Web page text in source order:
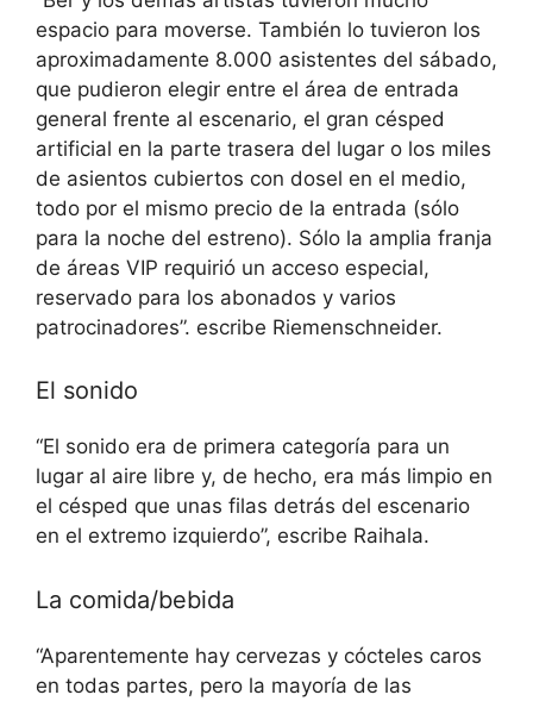
espacio para moverse. También lo tuvieron los
aproximadamente 8.000 asistentes del sábado,
que pudieron elegir entre el área de entrada
general frente al escenario, el gran césped
artificial en la parte trasera del lugar o los miles
de asientos cubiertos con dosel en el medio,
todo por el mismo precio de la entrada (sólo
para la noche del estreno). Sólo la amplia franja
de áreas VIP requirió un acceso especial,
reservado para los abonados y varios
patrocinadores”. escribe Riemenschneider.
El sonido
“El sonido era de primera categoría para un
lugar al aire libre y, de hecho, era más limpio en
el césped que unas filas detrás del escenario
en el extremo izquierdo”, escribe Raihala.
La comida/bebida
“Aparentemente hay cervezas y cócteles caros
en todas partes, pero la mayoría de las